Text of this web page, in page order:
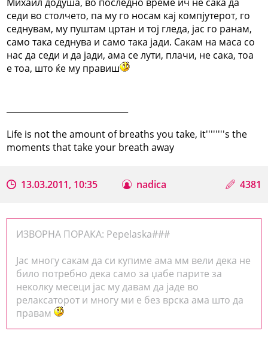
седи во столчето, па му го носам кај компјутерот, го
седнувам, му пуштам цртан и тој гледа, јас го ранам,
само така седнува и само така јади. Сакам на маса со
нас да седи и да јади, ама се лути, плачи, не сака, тоа
е тоа, што ќе му правиш
Life is not the amount of breaths you take, it''''''''s the
moments that take your breath away
13.03.2011, 10:35 nadica 4381
ИЗВОРНА ПОРАКА: Pepelaska###
Јас многу сакам да си купиме ама мм вели дека не
било потребно дека само за џабе парите за
неколку месеци јас му давам да јаде во
релаксаторот и многу ми е без врска ама што да
правам